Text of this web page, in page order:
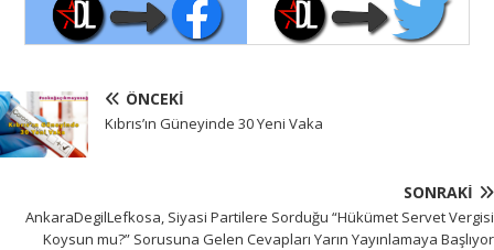
ÖNCEKI
Kıbrıs’ın Güneyinde 30 Yeni Vaka
SONRAKI
AnkaraDegilLefkosa, Siyasi Partilere Sorduğu “Hükümet Servet Vergisi
Koysun mu?” Sorusuna Gelen Cevapları Yarın Yayınlamaya Başlıyor